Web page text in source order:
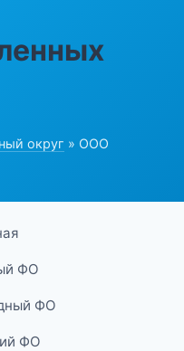
округ » ООО
ФО
ФО
ФО